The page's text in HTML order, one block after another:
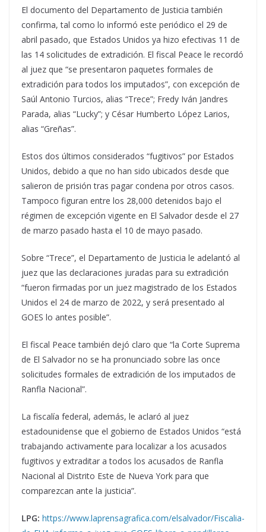
El documento del Departamento de Justicia también
confirma, tal como lo informó este periódico el 29 de
abril pasado, que Estados Unidos ya hizo efectivas 11 de
las 14 solicitudes de extradición. El fiscal Peace le recordó
al juez que “se presentaron paquetes formales de
extradición para todos los imputados”, con excepción de
Saúl Antonio Turcios, alias “Trece”; Fredy Iván Jandres
Parada, alias “Lucky”; y César Humberto López Larios,
alias “Greñas”.
Estos dos últimos considerados “fugitivos” por Estados
Unidos, debido a que no han sido ubicados desde que
salieron de prisión tras pagar condena por otros casos.
Tampoco figuran entre los 28,000 detenidos bajo el
régimen de excepción vigente en El Salvador desde el 27
de marzo pasado hasta el 10 de mayo pasado.
Sobre “Trece”, el Departamento de Justicia le adelantó al
juez que las declaraciones juradas para su extradición
“fueron firmadas por un juez magistrado de los Estados
Unidos el 24 de marzo de 2022, y será presentado al
GOES lo antes posible”.
El fiscal Peace también dejó claro que “la Corte Suprema
de El Salvador no se ha pronunciado sobre las once
solicitudes formales de extradición de los imputados de
Ranfla Nacional”.
La fiscalía federal, además, le aclaró al juez
estadounidense que el gobierno de Estados Unidos “está
trabajando activamente para localizar a los acusados
fugitivos y extraditar a todos los acusados de Ranfla
Nacional al Distrito Este de Nueva York para que
comparezcan ante la justicia”.
LPG: https://www.laprensagrafica.com/elsalvador/Fiscalia-